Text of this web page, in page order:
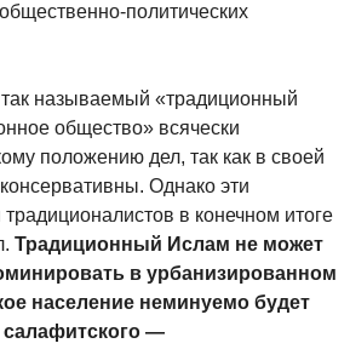
политических
так называемый «традиционный
общество» всячески
положению дел, так как в своей
Однако эти
в конечном итоге
Традиционный Ислам не может
в урбанизированном
население неминуемо будет
—